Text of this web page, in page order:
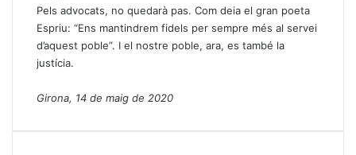
Pels advocats, no quedarà pas. Com deia el gran poeta
Espriu: “Ens mantindrem fidels per sempre més al servei
d’aquest poble”. I el nostre poble, ara, es també la
justícia.
Girona, 14 de maig de 2020